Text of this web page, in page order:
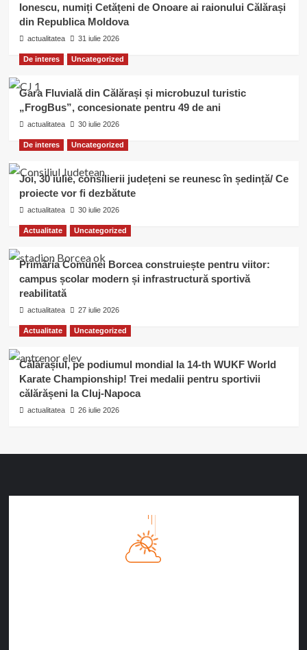
Ionescu, numiți Cetățeni de Onoare ai raionului Călărași
din Republica Moldova
actualitatea 31 iulie 2026
De interes Uncategorized
Gara Fluvială din Călărași și microbuzul turistic
„FrogBus”, concesionate pentru 49 de ani
actualitatea 30 iulie 2026
De interes Uncategorized
Joi, 30 iulie, consilierii județeni se reunesc în ședință/ Ce
proiecte vor fi dezbătute
actualitatea 30 iulie 2026
Actualitate Uncategorized
Primăria Comunei Borcea construiește pentru viitor:
campus școlar modern și infrastructură sportivă
reabilitată
actualitatea 27 iulie 2026
Actualitate Uncategorized
Călărașiul, pe podiumul mondial la 14-th WUKF World
Karate Championship! Trei medalii pentru sportivii
călărășeni la Cluj-Napoca
actualitatea 26 iulie 2026
Călăraşi, RO
10:52 AM07/08/2026